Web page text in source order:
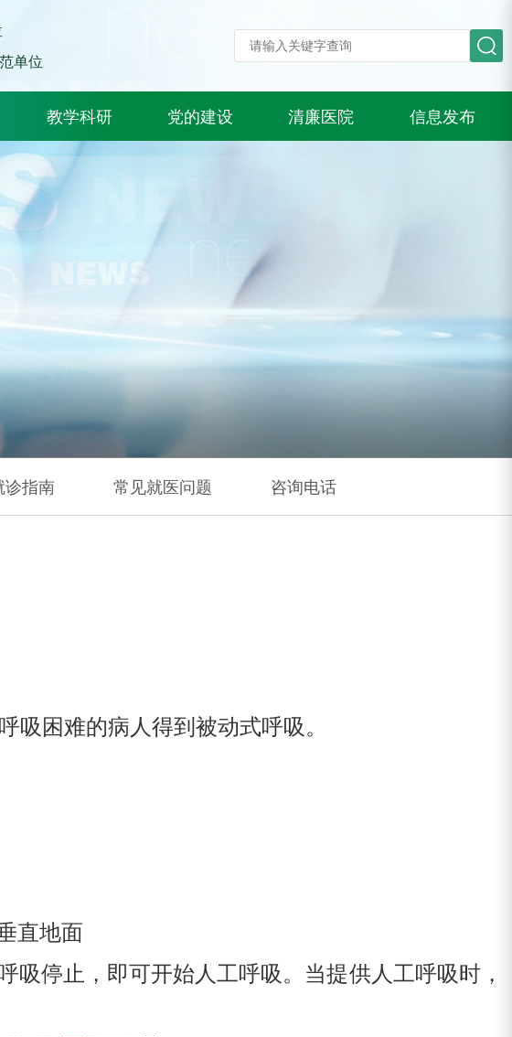
单位
教学科研 党的建设 清廉医院 信息发布
诊指南 常见就医问题 咨询电话
吸困难的病人得到被动式呼吸。
直地面
停止，即可开始人工呼吸。当提供人工呼吸时，